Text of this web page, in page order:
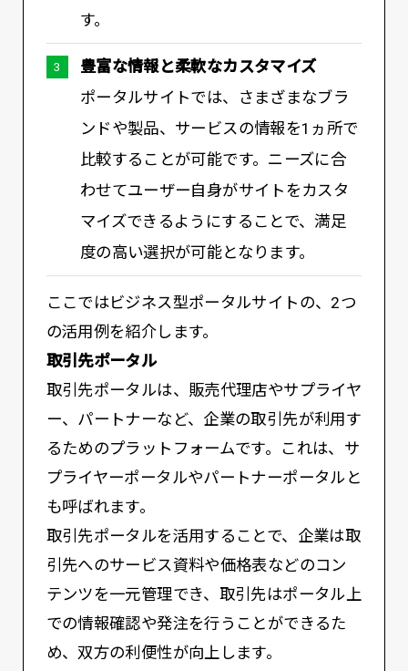
す。
豊富な情報と柔軟なカスタマイズ
ポータルサイトでは、さまざまなブラ
ンドや製品、サービスの情報を1ヵ所で
比較することが可能です。ニーズに合
わせてユーザー自身がサイトをカスタ
マイズできるようにすることで、満足
度の高い選択が可能となります。
ここではビジネス型ポータルサイトの、2つ
の活用例を紹介します。
取引先ポータル
取引先ポータルは、販売代理店やサプライヤ
ー、パートナーなど、企業の取引先が利用す
るためのプラットフォームです。これは、サ
プライヤーポータルやパートナーポータルと
も呼ばれます。
取引先ポータルを活用することで、企業は取
引先へのサービス資料や価格表などのコン
テンツを一元管理でき、取引先はポータル上
での情報確認や発注を行うことができるた
め、双方の利便性が向上します。